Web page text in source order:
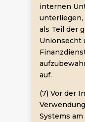
internen
als Teil der
Unionsecht
auf.
(7) Vor der
Systems